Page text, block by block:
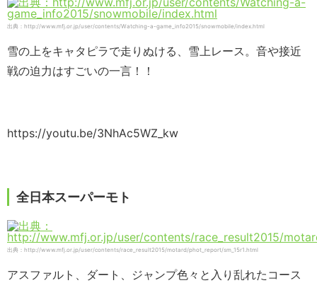
出典：http://www.mfj.or.jp/user/contents/Watching-a-game_info2015/snowmobile/index.html
雪の上をキャタピラで走りぬける、雪上レース。音や接近
戦の迫力はすごいの一言！！
https://youtu.be/3NhAc5WZ_kw
全日本スーパーモト
出典：http://www.mfj.or.jp/user/contents/race_result2015/motard/phot_report/sm_15r1.html
アスファルト、ダート、ジャンプ色々と入り乱れたコース